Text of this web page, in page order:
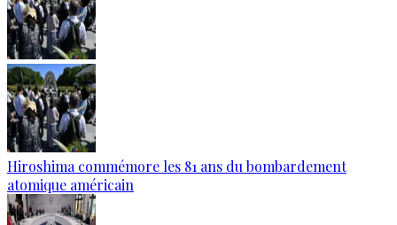
Hiroshima commémore les 81 ans du bombardement
atomique américain